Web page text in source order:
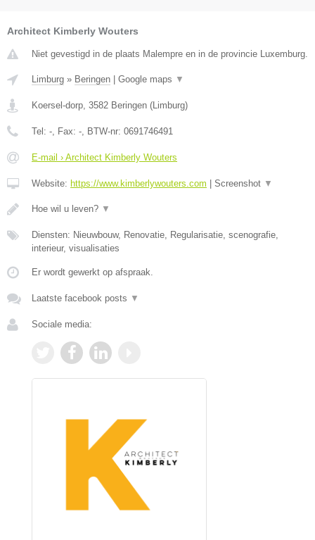
Architect Kimberly Wouters
Niet gevestigd in de plaats Malempre en in de provincie Luxemburg.
Limburg » Beringen Google maps ▼
Koersel-dorp 3582 Beringen ( Limburg)
Tel: - , Fax: - , BTW-nr: 0691746491
E-mail › Architect Kimberly Wouters
Website: https://www.kimberlywouters.com Screenshot ▼
Hoe wil u leven? ▼
Diensten: Nieuwbouw, Renovatie, Regularisatie, scenografie,
interieur, visualisaties
Er wordt gewerkt op afspraak.
Laatste facebook posts ▼
Sociale media: